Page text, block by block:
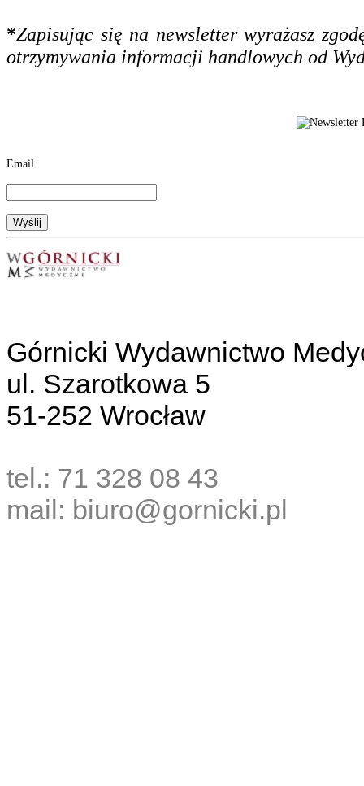
*Zapisując się na newsletter wyrażasz
otrzymywania informacji handlowych od
Email
Górnicki Wydawnictwo
ul. Szarotkowa 5
51-252 Wrocław
tel.: 71 328 08 43
mail: biuro@gornicki.pl